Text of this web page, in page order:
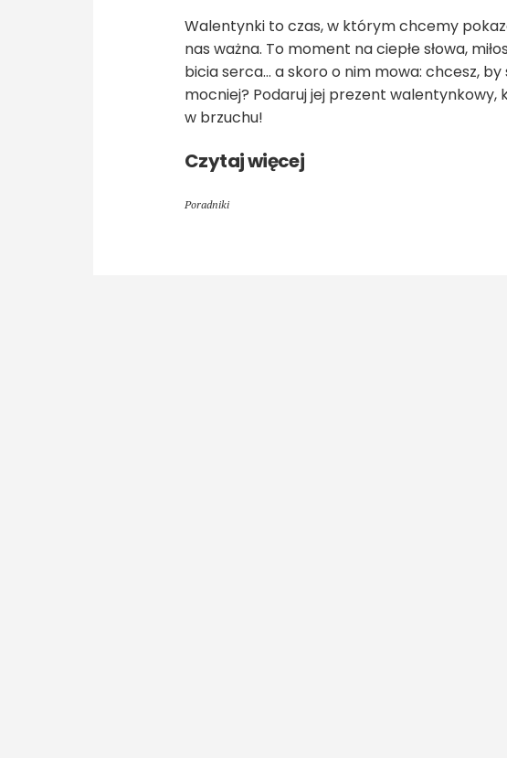
Walentynki to czas, w którym chcemy
nas ważna. To moment na ciepłe słowa,
bicia serca… a skoro o nim mowa: chcesz, by
mocniej? Podaruj jej prezent walentynkowy,
w brzuchu!
Czytaj więcej
Poradniki